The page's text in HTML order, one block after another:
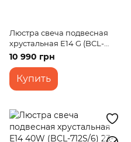
Люстра свеча подвесная
хрустальная E14 G (BCL-
451S/6)
10 990 грн
Купить